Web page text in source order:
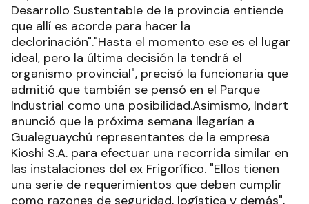
Desarrollo Sustentable de la provincia entiende
que allí es acorde para hacer la
declorinación"."Hasta el momento ese es el lugar
ideal, pero la última decisión la tendrá el
organismo provincial", precisó la funcionaria que
admitió que también se pensó en el Parque
Industrial como una posibilidad.Asimismo, Indart
anunció que la próxima semana llegarían a
Gualeguaychú representantes de la empresa
Kioshi S.A. para efectuar una recorrida similar en
las instalaciones del ex Frigorífico. "Ellos tienen
una serie de requerimientos que deben cumplir
como razones de seguridad, logística y demás",